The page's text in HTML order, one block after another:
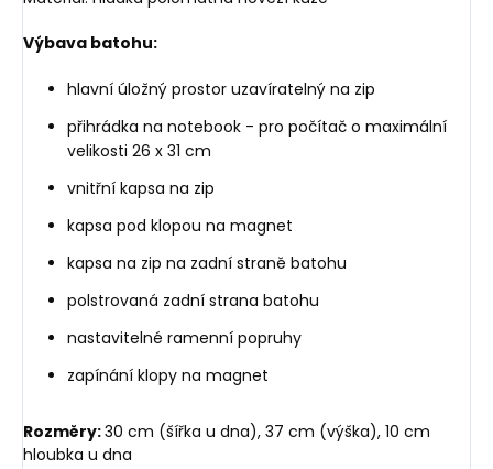
Výbava batohu:
hlavní úložný prostor uzavíratelný na zip
přihrádka na notebook - pro počítač o maximální
velikosti 26 x 31 cm
vnitřní kapsa na zip
kapsa pod klopou na magnet
kapsa na zip na zadní straně batohu
polstrovaná zadní strana batohu
nastavitelné ramenní popruhy
zapínání klopy na magnet
Rozměry:30 cm (šířka u dna), 37 cm (výška), 10 cm
hloubka u dna